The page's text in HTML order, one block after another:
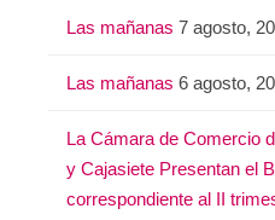
Las mañanas 7 agosto,
Las mañanas 6 agosto,
La Cámara de Comercio
y Cajasiete Presentan el
correspondiente al II